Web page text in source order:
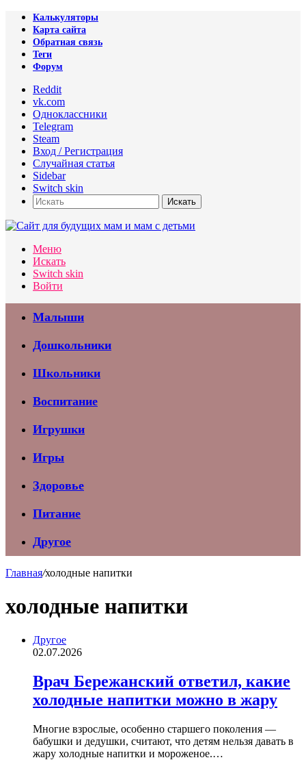
Калькуляторы
Карта сайта
Обратная связь
Теги
Форум
Reddit
vk.com
Одноклассники
Telegram
Steam
Вход / Регистрация
Случайная статья
Sidebar
Switch skin
Искать
Меню
Искать
Switch skin
Войти
Малыши
Дошкольники
Школьники
Воспитание
Игрушки
Игры
Здоровье
Питание
Другое
Главная/холодные напитки
холодные напитки
Другое
02.07.2026
Врач Бережанский ответил, какие
холодные напитки можно в жару
Многие взрослые, особенно старшего поколения —
бабушки и дедушки, считают, что детям нельзя давать в
жару холодные напитки и мороженое.…